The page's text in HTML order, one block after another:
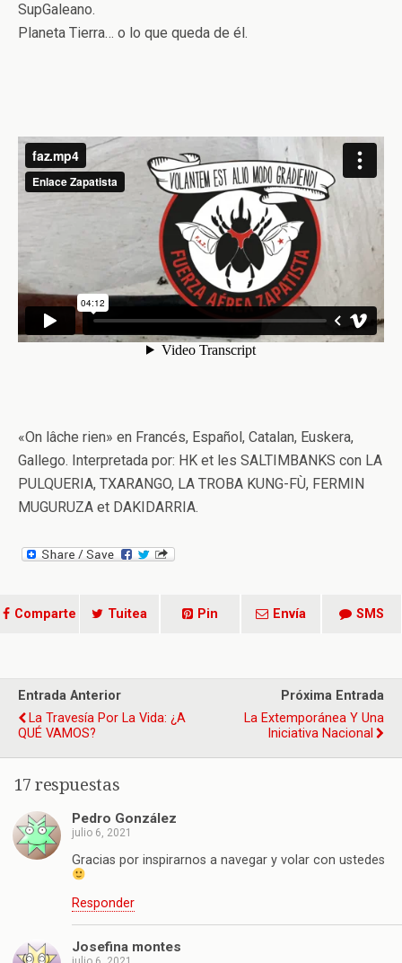
SupGaleano.
Planeta Tierra… o lo que queda de él.
«On lâche rien» en Francés, Español, Catalan, Euskera,
Gallego. Interpretada por: HK et les SALTIMBANKS con LA
PULQUERIA, TXARANGO, LA TROBA KUNG-FÙ, FERMIN
MUGURUZA et DAKIDARRIA.
Comparte Tuitea Pin Envía SMS
Entrada Anterior
La Travesía Por La Vida: ¿A
QUÉ VAMOS?
Próxima Entrada
La Extemporánea Y Una
Iniciativa Nacional
17 respuestas
Pedro González
julio 6, 2021
Gracias por inspirarnos a navegar y volar con ustedes
Responder
Josefina montes